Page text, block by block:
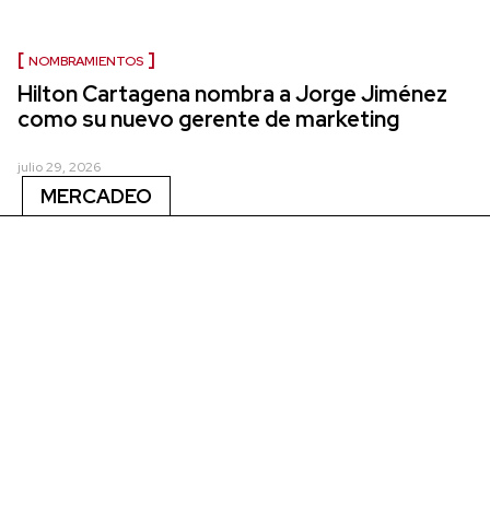
NOMBRAMIENTOS
Hilton Cartagena nombra a Jorge Jiménez
como su nuevo gerente de marketing
julio 29, 2026
MERCADEO